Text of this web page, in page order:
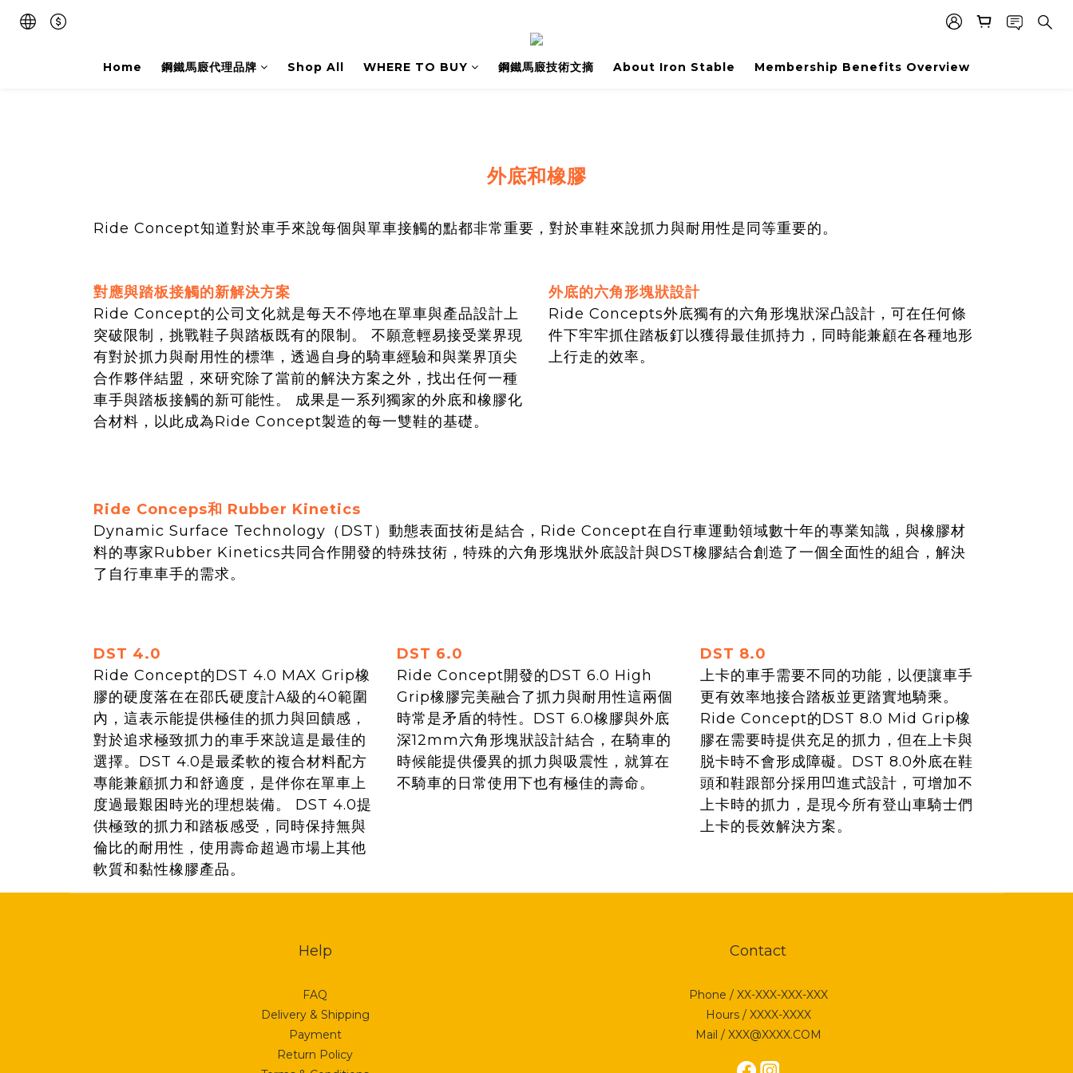
Home 鋼鐵馬廄代理品牌 Shop All WHERE TO BUY 鋼鐵馬廄技術文摘 About Iron Stable Membership Benefits Overview
外底和橡膠
Ride Concept知道對於車手來說每個與單車接觸的點都非常重要，對於車鞋來說抓力與耐用性是同等重要的。
對應與踏板接觸的新解決方案
Ride Concept的公司文化就是每天不停地在單車與產品設計上
突破限制，挑戰鞋子與踏板既有的限制。 不願意輕易接受業界現
有對於抓力與耐用性的標準，透過自身的騎車經驗和與業界頂尖
合作夥伴結盟，來研究除了當前的解決方案之外，找出任何一種
車手與踏板接觸的新可能性。 成果是一系列獨家的外底和橡膠化
合材料，以此成為Ride Concept製造的每一雙鞋的基礎。
外底的六角形塊狀設計
Ride Concepts外底獨有的六角形塊狀深凸設計，可在任何條
件下牢牢抓住踏板釘以獲得最佳抓持力，同時能兼顧在各種地形
上行走的效率。
Ride Conceps和 Rubber Kinetics
Dynamic Surface Technology（DST）動態表面技術是結合，Ride Concept在自行車運動領域數十年的專業知識，與橡膠材
料的專家Rubber Kinetics共同合作開發的特殊技術，特殊的六角形塊狀外底設計與DST橡膠結合創造了一個全面性的組合，解決
了自行車車手的需求。
DST 4.0
Ride Concept的DST 4.0 MAX Grip橡
膠的硬度落在在邵氏硬度計A級的40範圍
內，這表示能提供極佳的抓力與回饋感，
對於追求極致抓力的車手來說這是最佳的
選擇。DST 4.0是最柔軟的複合材料配方
專能兼顧抓力和舒適度，是伴你在單車上
度過最艱困時光的理想裝備。 DST 4.0提
供極致的抓力和踏板感受，同時保持無與
倫比的耐用性，使用壽命超過市場上其他
軟質和黏性橡膠產品。
DST 6.0
Ride Concept開發的DST 6.0 High
Grip橡膠完美融合了抓力與耐用性這兩個
時常是矛盾的特性。DST 6.0橡膠與外底
深12mm六角形塊狀設計結合，在騎車的
時候能提供優異的抓力與吸震性，就算在
不騎車的日常使用下也有極佳的壽命。
DST 8.0
上卡的車手需要不同的功能，以便讓車手
更有效率地接合踏板並更踏實地騎乘。
Ride Concept的DST 8.0 Mid Grip橡
膠在需要時提供充足的抓力，但在上卡與
脱卡時不會形成障礙。DST 8.0外底在鞋
頭和鞋跟部分採用凹進式設計，可增加不
上卡時的抓力，是現今所有登山車騎士們
上卡的長效解決方案。
Help
FAQ
Delivery & Shipping
Payment
Return Policy
Contact
Phone / XX-XXX-XXX-XXX
Hours / XXXX-XXXX
Mail / XXX@XXXX.COM